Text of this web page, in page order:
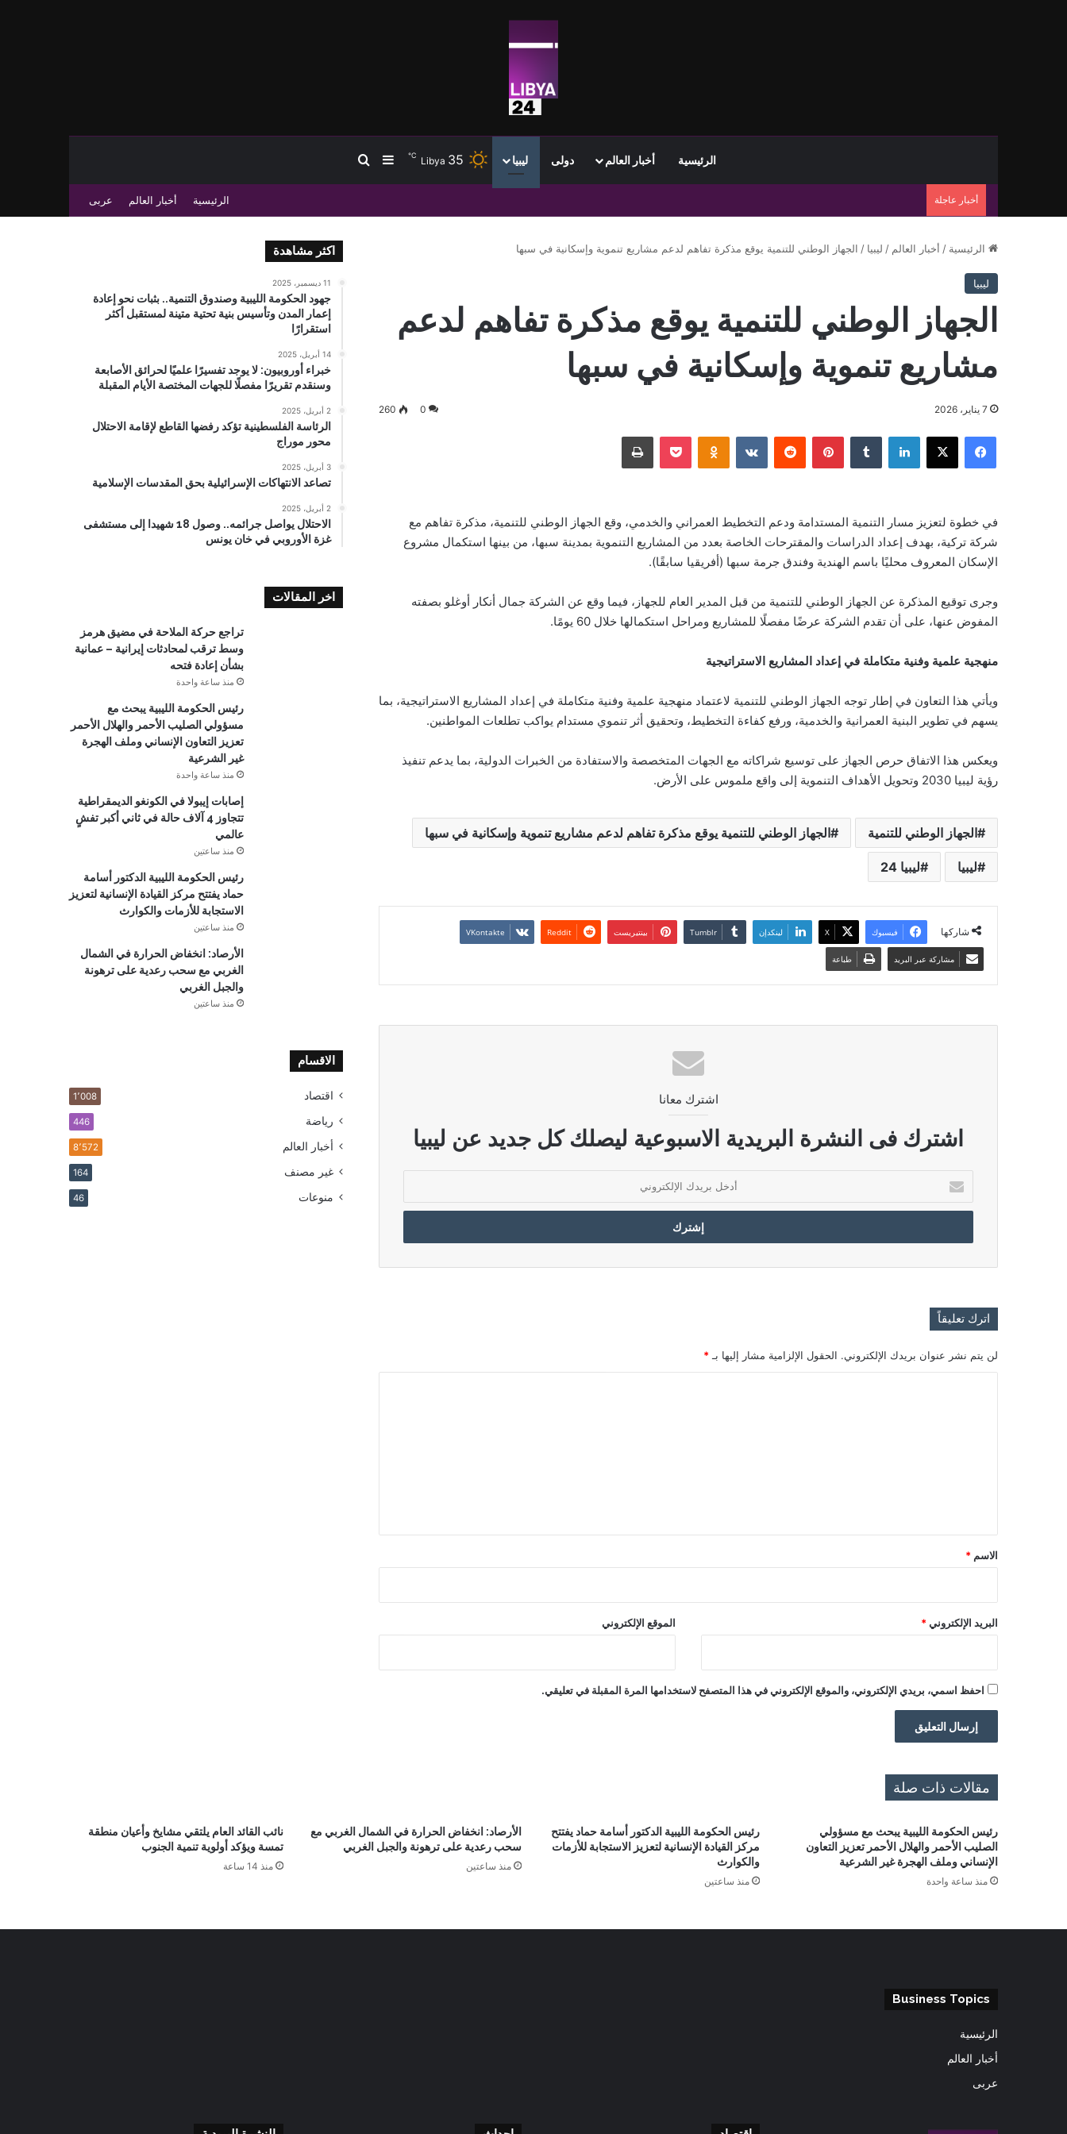
الرئيسية أخبار العالم دولى ليبيا Libya 35
℃ إضافة عمود جانبي
بحث عن
أخبار عاجلة الرئيسية أخبار العالم عربى
الرئيسية / أخبار العالم / ليبيا / الجهاز الوطني للتنمية يوقع مذكرة تفاهم لدعم مشاريع تنموية وإسكانية في سبها
ليبيا
الجهاز الوطني للتنمية يوقع مذكرة تفاهم لدعم
مشاريع تنموية وإسكانية في سبها
7 يناير، 2026 0
260
فيسبوك ‫X لينكدإن بينتيريست Odnoklassniki
‫Pocket طباعة
في خطوة لتعزيز مسار التنمية المستدامة ودعم التخطيط العمراني والخدمي، وقع الجهاز الوطني للتنمية، مذكرة تفاهم مع
شركة تركية، بهدف إعداد الدراسات والمقترحات الخاصة بعدد من المشاريع التنموية بمدينة سبها، من بينها استكمال مشروع
الإسكان المعروف محليًا باسم الهندية وفندق جرمة سبها (أفريقيا سابقًا).
وجرى توقيع المذكرة عن الجهاز الوطني للتنمية من قبل المدير العام للجهاز، فيما وقع عن الشركة جمال أنكار أوغلو بصفته
المفوض عنها، على أن تقدم الشركة عرضًا مفصلًا للمشاريع ومراحل استكمالها خلال 60 يومًا.
منهجية علمية وفنية متكاملة في إعداد المشاريع الاستراتيجية
ويأتي هذا التعاون في إطار توجه الجهاز الوطني للتنمية لاعتماد منهجية علمية وفنية متكاملة في إعداد المشاريع الاستراتيجية، بما
يسهم في تطوير البنية العمرانية والخدمية، ورفع كفاءة التخطيط، وتحقيق أثر تنموي مستدام يواكب تطلعات المواطنين.
ويعكس هذا الاتفاق حرص الجهاز على توسيع شراكاته مع الجهات المتخصصة والاستفادة من الخبرات الدولية، بما يدعم تنفيذ
رؤية ليبيا 2030 وتحويل الأهداف التنموية إلى واقع ملموس على الأرض.
الجهاز الوطني للتنمية الجهاز الوطني للتنمية يوقع مذكرة تفاهم لدعم مشاريع تنموية وإسكانية في سبها
ليبيا ليبيا 24
شاركها فيسبوك ‫X لينكدإن بينتيريست
مشاركة عبر البريد طباعة
اشترك معانا
اشترك فى النشرة البريدية الاسبوعية ليصلك كل جديد عن ليبيا
بريدك
الإلكتروني
اترك تعليقاً
لن يتم نشر عنوان بريدك الإلكتروني. الحقول الإلزامية مشار إليها بـ *
*
الاسم *
البريد الإلكتروني * الموقع الإلكتروني
احفظ اسمي، بريدي الإلكتروني، والموقع الإلكتروني في هذا المتصفح لاستخدامها المرة المقبلة في تعليقي.
اكثر مشاهدة
11 ديسمبر، 2025
جهود الحكومة الليبية وصندوق التنمية.. بثبات نحو إعادة
إعمار المدن وتأسيس بنية تحتية متينة لمستقبل أكثر
استقرارًا
14 أبريل، 2025
خبراء أوروبيون: لا يوجد تفسيرًا علميًا لحرائق الأصابعة
وسنقدم تقريرًا مفصلًا للجهات المختصة الأيام المقبلة
2 أبريل، 2025
الرئاسة الفلسطينية تؤكد رفضها القاطع لإقامة الاحتلال
محور موراج
3 أبريل، 2025
تصاعد الانتهاكات الإسرائيلية بحق المقدسات الإسلامية
2 أبريل، 2025
الاحتلال يواصل جرائمه.. وصول 18 شهيدا إلى مستشفى
غزة الأوروبي في خان يونس
اخر المقالات
تراجع حركة الملاحة في مضيق هرمز
وسط ترقب لمحادثات إيرانية – عمانية
بشأن إعادة فتحه
منذ ساعة واحدة
رئيس الحكومة الليبية يبحث مع
مسؤولي الصليب الأحمر والهلال الأحمر
تعزيز التعاون الإنساني وملف الهجرة
غير الشرعية
منذ ساعة واحدة
إصابات إيبولا في الكونغو الديمقراطية
تتجاوز 4 آلاف حالة في ثاني أكبر تفشٍ
عالمي
منذ ساعتين
رئيس الحكومة الليبية الدكتور أسامة
حماد يفتتح مركز القيادة الإنسانية لتعزيز
الاستجابة للأزمات والكوارث
منذ ساعتين
الأرصاد: انخفاض الحرارة في الشمال
الغربي مع سحب رعدية على ترهونة
والجبل الغربي
منذ ساعتين
الاقسام
اقتصاد 1٬008
رياضة 446
أخبار العالم 8٬572
غير مصنف 164
منوعات 46
مقالات ذات صلة
رئيس الحكومة الليبية يبحث مع مسؤولي
الصليب الأحمر والهلال الأحمر تعزيز التعاون
الإنساني وملف الهجرة غير الشرعية
منذ ساعة واحدة
رئيس الحكومة الليبية الدكتور أسامة حماد يفتتح
مركز القيادة الإنسانية لتعزيز الاستجابة للأزمات
والكوارث
منذ ساعتين
الأرصاد: انخفاض الحرارة في الشمال الغربي مع
سحب رعدية على ترهونة والجبل الغربي
منذ ساعتين
نائب القائد العام يلتقي مشايخ وأعيان منطقة
تمسة ويؤكد أولوية تنمية الجنوب
منذ 14 ساعة
Business Topics
الرئيسية
أخبار العالم
عربى